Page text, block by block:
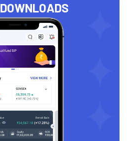
DOWNLOADS